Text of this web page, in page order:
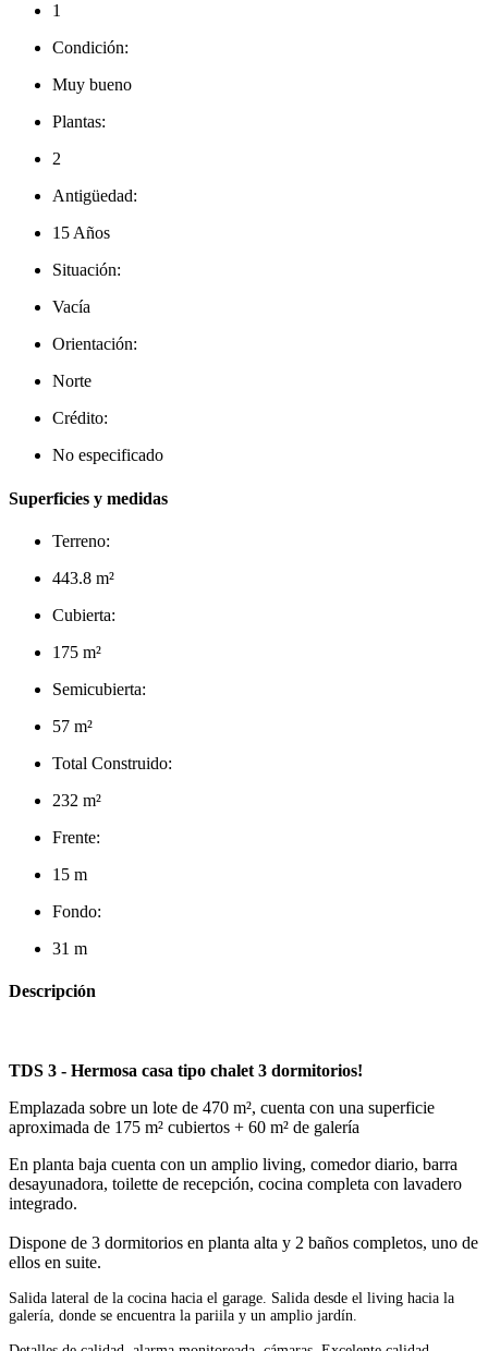
1
Condición:
Muy bueno
Plantas:
2
Antigüedad:
15 Años
Situación:
Vacía
Orientación:
Norte
Crédito:
No especificado
Superficies y medidas
Terreno:
443.8 m²
Cubierta:
175 m²
Semicubierta:
57 m²
Total Construido:
232 m²
Frente:
15 m
Fondo:
31 m
Descripción
TDS 3 - Hermosa casa tipo chalet 3 dormitorios!
Emplazada sobre un lote de 470 m², cuenta con una superficie
aproximada de 175 m² cubiertos + 60 m² de galería
En planta baja cuenta con un amplio living, comedor diario, barra
desayunadora, toilette de recepción, cocina completa con lavadero
integrado.
Dispone de 3 dormitorios en planta alta y 2 baños completos, uno de
ellos en suite.
Salida lateral de la cocina hacia el garage. Salida desde el living hacia la
galería, donde se encuentra la pariila y un amplio jardín.